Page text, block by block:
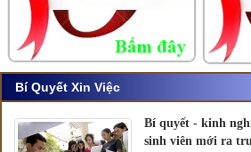
Bí Quyết Xin Việc
Bí quyết - kinh
sinh viên mới ra